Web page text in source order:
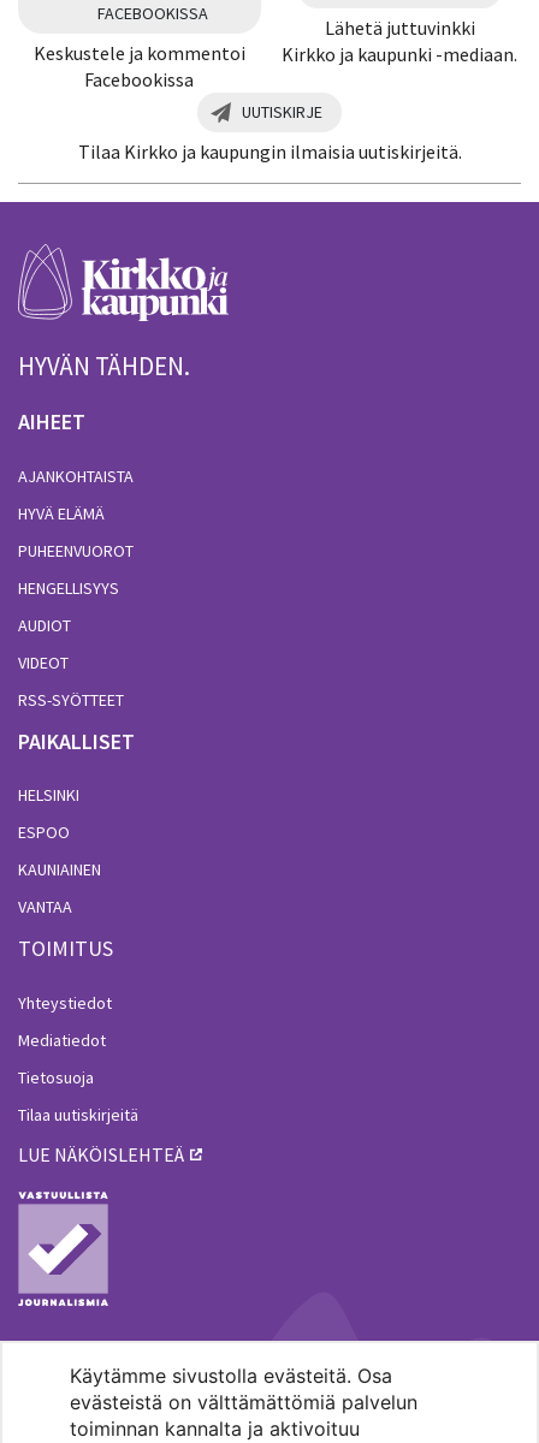
Käytämme sivustolla evästeitä. Osa
evästeistä on välttämättömiä palvelun
toiminnan kannalta ja aktivoituu
FACEBOOKISSA
Keskustele ja kommentoi
Facebookissa
Lähetä juttuvinkki
Kirkko ja kaupunki -mediaan.
UUTISKIRJE
Tilaa Kirkko ja kaupungin ilmaisia uutiskirjeitä.
HYVÄN TÄHDEN.
AIHEET
AJANKOHTAISTA
HYVÄ ELÄMÄ
PUHEENVUOROT
HENGELLISYYS
AUDIOT
VIDEOT
RSS-SYÖTTEET
PAIKALLISET
HELSINKI
ESPOO
KAUNIAINEN
VANTAA
TOIMITUS
Yhteystiedot
Mediatiedot
Tietosuoja
Tilaa uutiskirjeitä
LUE NÄKÖISLEHTEÄ
MENOHAKU